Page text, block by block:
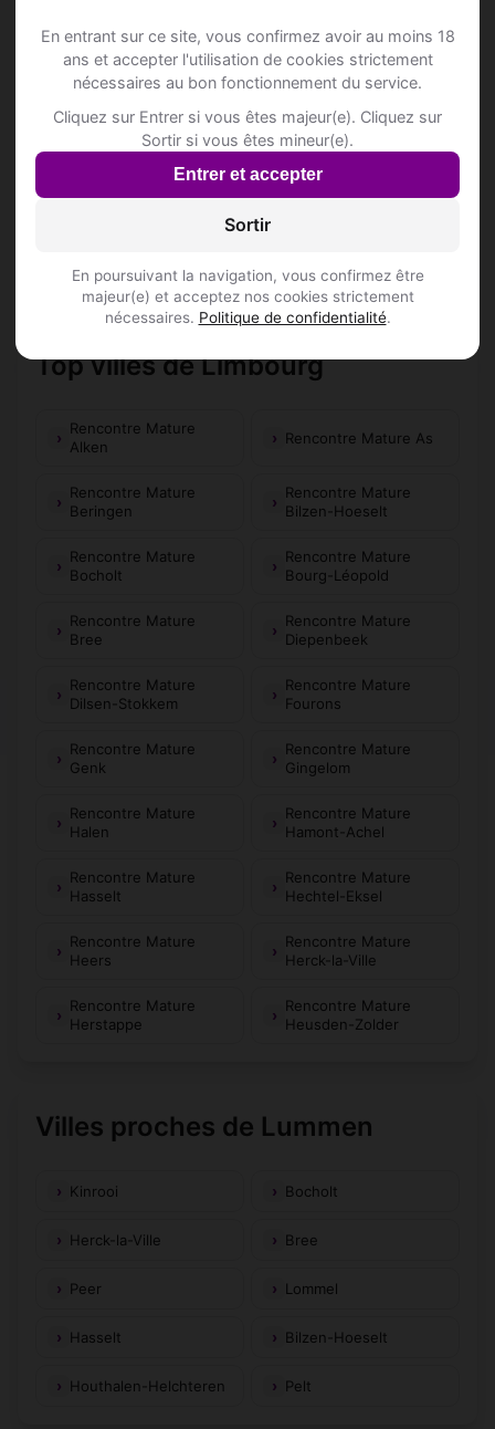
En entrant sur ce site, vous confirmez avoir au moins 18
ans et accepter l'utilisation de cookies strictement
nécessaires au bon fonctionnement du service.
Cliquez sur Entrer si vous êtes majeur(e). Cliquez sur
Sortir si vous êtes mineur(e).
Entrer et accepter
Sortir
En poursuivant la navigation, vous confirmez être
majeur(e) et acceptez nos cookies strictement
nécessaires. Politique de confidentialité.
Wellness studio
Sint-Trudostraat 25
Inscris-toi pour voir le n°
ZWARTE RING
Top villes de Limbourg
Rencontre Mature
Alken
Rencontre Mature As
Rencontre Mature
Beringen
Rencontre Mature
Bilzen-Hoeselt
Rencontre Mature
Bocholt
Rencontre Mature
Bourg-Léopold
Rencontre Mature
Bree
Rencontre Mature
Diepenbeek
Rencontre Mature
Dilsen-Stokkem
Rencontre Mature
Fourons
Rencontre Mature
Genk
Rencontre Mature
Gingelom
Rencontre Mature
Halen
Rencontre Mature
Hamont-Achel
Rencontre Mature
Hasselt
Rencontre Mature
Hechtel-Eksel
Rencontre Mature
Heers
Rencontre Mature
Herck-la-Ville
Rencontre Mature
Herstappe
Rencontre Mature
Heusden-Zolder
Villes proches de Lummen
Kinrooi Bocholt
Herck-la-Ville Bree
Peer Lommel
Hasselt Bilzen-Hoeselt
Houthalen-Helchteren Pelt